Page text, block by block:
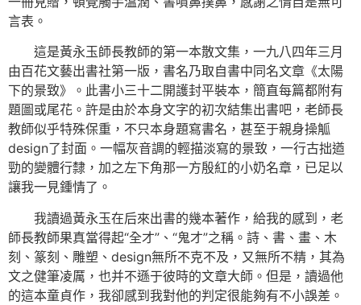
言表。
這是黃永玉師長教師的第一本散文集，一九八四年三月
由百花文藝出書社第一版，書名乃取自書中同名文章《太陽
下的景致》。此書小三十二開護封平裝本，簡直每篇都附有
題圖或尾花。許是由於本身文字的初次結集出書吧，老師長
教師似乎特殊保重，不只本身題寫書名，甚至于親身操觚
design了封面。一幅灰音調的輕描淡寫的景致，一行古拙遒
勁的變體行隸，加之左下角那一方殷紅的小奶名章，已足以
讓我一見鍾情了。
我讀過黃永玉在后來出書的幾本著作，給我的感到，老
師長教師果真當得起“全才”、“鬼才”之稱。詩、書、畫、木
刻、篆刻、雕塑、design無所不克不及，又無所不精，其為
文之健筆凌厲，也并不遜于彼時的文章大師。但是，讀過他
的這本童貞作，我卻感到我對他的判定很能夠有不小誤差。